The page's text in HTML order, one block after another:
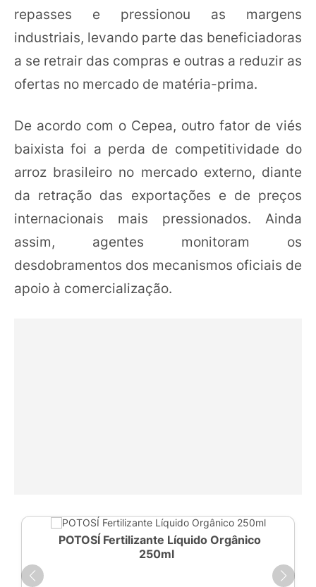
repasses e pressionou as margens
industriais, levando parte das beneficiadoras
a se retrair das compras e outras a reduzir as
ofertas no mercado de matéria-prima.
De acordo com o Cepea, outro fator de viés
baixista foi a perda de competitividade do
arroz brasileiro no mercado externo, diante
da retração das exportações e de preços
internacionais mais pressionados. Ainda
assim, agentes monitoram os
desdobramentos dos mecanismos oficiais de
apoio à comercialização.
POTOSÍ Fertilizante Líquido Orgânico
250ml